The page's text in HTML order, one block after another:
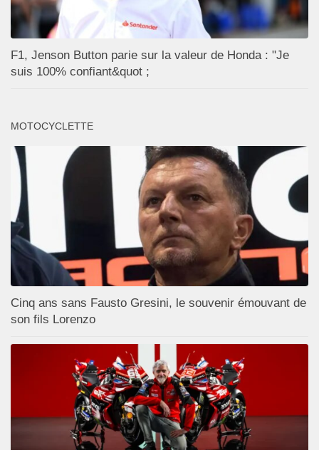
F1, Jenson Button parie sur la valeur de Honda : "Je
suis 100% confiant&quot ;
MOTOCYCLETTE
Cinq ans sans Fausto Gresini, le souvenir émouvant de
son fils Lorenzo